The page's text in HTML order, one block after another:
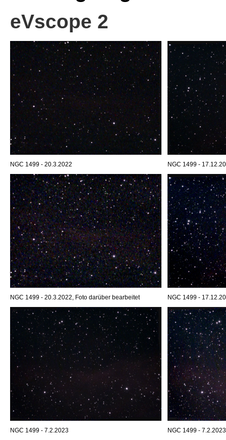
eVscope 2
NGC 1499 - 20.3.2022 NGC 1499 -
NGC 1499 - 20.3.2022, Foto darüber bearbeitet NGC 1499 -
NGC 1499 - 7.2.2023 NGC 1499 -